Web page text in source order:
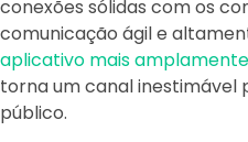
conexões sólidas com os
comunicação ágil e
aplicativo mais
torna um canal inestimável
público.